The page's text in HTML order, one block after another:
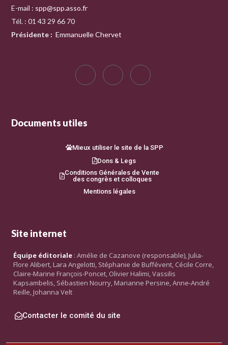
E-mail : spp@spp.asso.fr
Tél. : 01 43 29 66 70
Présidente : Emmanuelle Chervet
Documents utiles
Mieux utiliser le site de la SPP
Dons & Legs
Conditions Générales de Vente
des congrès et colloques
Mentions légales
Site internet
Équipe éditoriale : Amélie de Cazanove (responsable), Julia-
Flore Alibert, Lara Angelotti, Stéphanie de Buffévent, Cécile Corre,
Claire-Marine François-Poncet, Olivier Halimi, Vassilis
Kapsambelis, Sébastien Nourry, Marianne Persine, Anne-André
Reille, Johanna Velt
Contacter le comité du site